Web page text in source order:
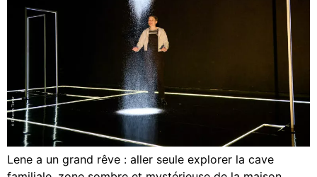
Lene a un grand rêve : aller seule explorer la cave